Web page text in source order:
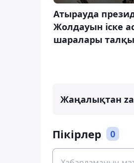
Атырауда
Жолдауын іске
шаралары
Жаңалықтан
Пікірлер 0